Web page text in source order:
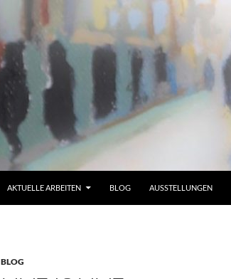
AKTUELLE ARBEITEN BLOG AUSSTELLUNGEN
BLOG